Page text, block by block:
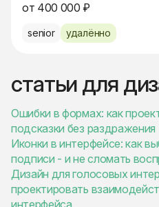
от 400 000 ₽
senior удалённо
статьи для
Ошибки в формах: как
подсказки без раздражения
Иконки в интерфейсе: как
подписи - и не сломать
Дизайн для голосовых
проектировать